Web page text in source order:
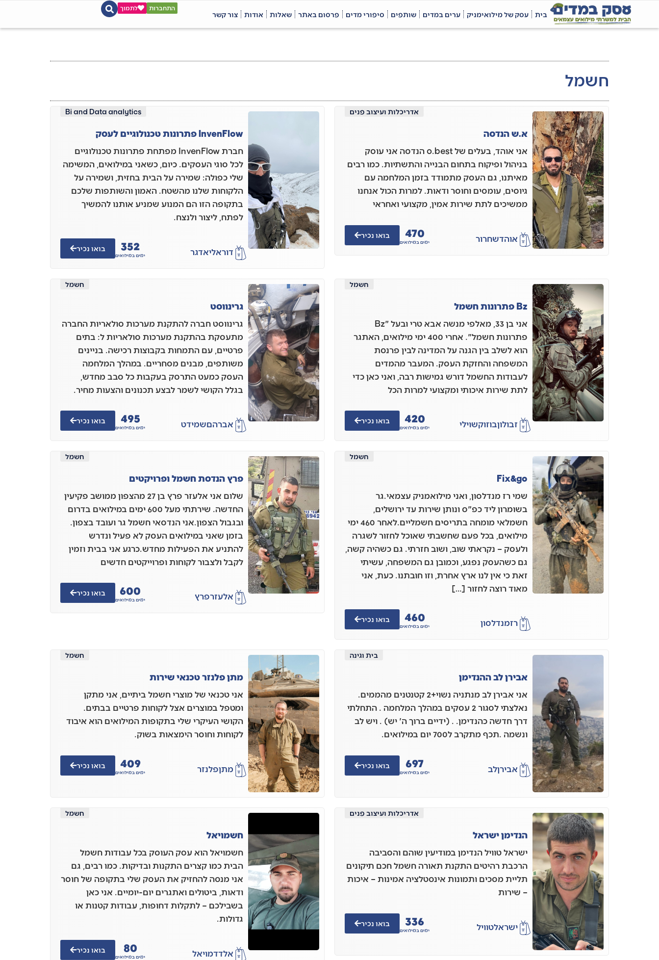
בית עסק של מילואימניק ערים במדים שותפים סיפורי מדים פרסום באתר שאלות אודות צור קשר
התחברות לתמוך
חשמל
אדריכלות ועיצוב פנים
א.ש הנדסה
אני אוהד, בעלים של o.best הנדסה אני עוסק
בניהול ופיקוח בתחום הבנייה והתשתיות. כמו רבים
מאיתנו, גם העסק מתמודד בזמן המלחמה עם
גיוסים, עומסים וחוסר ודאות. למרות הכול אנחנו
ממשיכים לתת שירות אמין, מקצועי ואחראי
אוהדשחרור ימים במילואים
470 בואו נכיר
Bi and Data analytics
InvenFlow פתרונות טכנולוגיים לעסק
חברת InvenFlow מפתחת פתרונות טכנולוגיים
לכל סוגי העסקים. כיום, כשאני במילואים, המשימה
שלי כפולה: שמירה על הבית בחזית, ושמירה על
הלקוחות שלנו מהשטח. האמון והשותפות שלכם
בתקופה הזו הם המנוע שמניע אותנו להמשיך
לפתח, ליצור ולנצח.
דוראליאדגר ימים במילואים
352 בואו נכיר
חשמל
Bz פתרונות חשמל
אני בן 33, מאלפי מנשה אבא טרי ובעל "Bz
פתרונות חשמל". אחרי 400 ימי מילואים, האתגר
הוא לשלב בין הגנה על המדינה לבין פרנסת
המשפחה והחזקת העסק. המעבר מהמדים
לעבודות החשמל דורש גמישות רבה, ואני כאן כדי
לתת שירות איכותי ומקצועי למרות הכל
זבולוןבוזוקשוילי ימים במילואים
420 בואו נכיר
חשמל
גרינווסט
גרינווסט חברה להתקנת מערכות סולאריות החברה
מתעסקת בהתקנת מערכות סולאריות ל: בתים
פרטיים, עם התמחות בקבוצות רכישה. בניינים
משותפים, מבנים מסחריים. במהלך המלחמה
העסק כמעט התרסק בעקבות כל סבב מחדש,
בגלל הקושי לשמר לבצע תכנונים והצעות מחיר.
אברהםשמידט ימים במילואים
495 בואו נכיר
חשמל
Fix&go
שמי רז מנדלסון, ואני מילואמניק עצמאי.גר
בשומרון ליד כפ"ס ונותן שירות עד ירושלים,
חשמלאי מומחה בתריסים חשמליים.לאחר 460 ימי
מילואים, בכל פעם שחשבתי שאוכל לחזור לשגרה
ולעסק – נקראתי שוב, ושוב חזרתי. גם כשהיה קשה,
גם כשהעסק נפגע, וכמובן גם המשפחה, עשיתי
זאת כי אין לנו ארץ אחרת, וזו חובתנו. כעת, אני
מאוד רוצה לחזור […]
רזמנדלסון ימים במילואים
460 בואו נכיר
חשמל
פרץ הנדסת חשמל ופרויקטים
שלום אני אלעזר פרץ בן 27 מהצפון ממושב פקיעין
החדשה. שירתתי מעל 600 ימים במילואים בדרום
ובגבול הצפון.אני הנדסאי חשמל גר ועובד בצפון.
בזמן שאני במילואים העסק לא פעיל ונדרש
להתניע את הפעילות מחדש.כרגע אני בבית וזמין
לקבל ולצבור לקוחות ופרוייקטים חדשים
אלעזרפרץ ימים במילואים
600 בואו נכיר
בית וגינה
אבירן לב ההנדימן
אני אבירן לב מנתניה נשוי+2 קטנטנים מהממים.
נאלצתי לסגור 2 עסקים במהלך המלחמה . התחלתי
דרך חדשה כהנדימן. . (ידיים ברוך ה' יש) . ויש לב
ונשמה .תכף מתקרב ל700 יום במילואים.
אבירןלב ימים במילואים
697 בואו נכיר
חשמל
מתן פלנזר טכנאי שירות
אני טכנאי של מוצרי חשמל ביתיים, אני מתקן
ומטפל במוצרים אצל לקוחות פרטיים בבתים.
הקושי העיקרי שלי בתקופות המילואים הוא איבוד
לקוחות וחוסר הימצאות בשוק.
מתןפלנזר ימים במילואים
409 בואו נכיר
אדריכלות ועיצוב פנים
הנדימן ישראל
ישראל טוויל הנדימן במודיעין שוהם והסביבה
הרכבת רהיטים התקנת תאורה חשמל חכם תיקונים
תליית מסכים ותמונות אינסטלציה אמינות – איכות
– שירות
ישראלטוויל ימים במילואים
336 בואו נכיר
חשמל
חשמויאל
חשמויאל הוא עסק העוסק בכל עבודות חשמל
הבית כמו קצרים התקנות ובדיקות. כמו רבים, גם
אני מנסה להחזיק את העסק שלי בתקופה של חוסר
ודאות, ביטולים ואתגרים יום-יומיים. אני כאן
בשבילכם – לתקלות דחופות, עבודות קטנות או
גדולות.
אלדדמויאל ימים במילואים
80 בואו נכיר